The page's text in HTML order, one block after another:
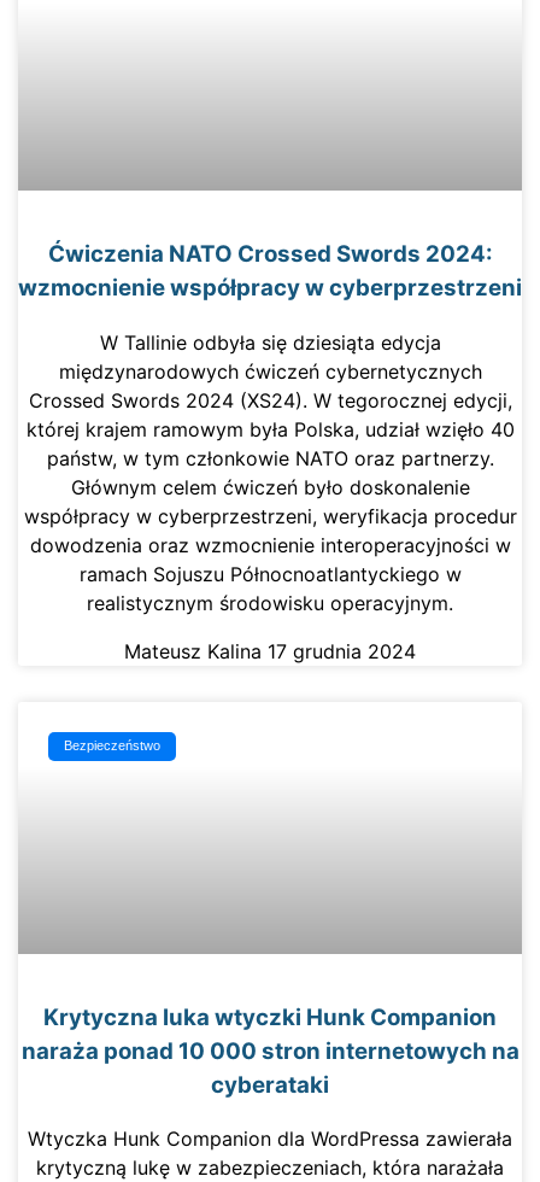
Ćwiczenia NATO Crossed Swords 2024:
wzmocnienie współpracy w cyberprzestrzeni
W Tallinie odbyła się dziesiąta edycja
międzynarodowych ćwiczeń cybernetycznych
Crossed Swords 2024 (XS24). W tegorocznej edycji,
której krajem ramowym była Polska, udział wzięło 40
państw, w tym członkowie NATO oraz partnerzy.
Głównym celem ćwiczeń było doskonalenie
współpracy w cyberprzestrzeni, weryfikacja procedur
dowodzenia oraz wzmocnienie interoperacyjności w
ramach Sojuszu Północnoatlantyckiego w
realistycznym środowisku operacyjnym.
Mateusz Kalina 17 grudnia 2024
Bezpieczeństwo
Krytyczna luka wtyczki Hunk Companion
naraża ponad 10 000 stron internetowych na
cyberataki
Wtyczka Hunk Companion dla WordPressa zawierała
krytyczną lukę w zabezpieczeniach, która narażała